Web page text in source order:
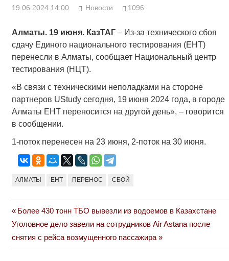
19.06.2024 14:00 Новости 1096
Алматы. 19 июня. КазТАГ– Из-за технического сбоя
сдачу Единого национального тестирования (ЕНТ)
перенесли в Алматы, сообщает Национальный центр
тестирования (НЦТ).
«В связи с техническими неполадками на стороне
партнеров UStudy сегодня, 19 июня 2024 года, в городе
Алматы ЕНТ переносится на другой день», – говорится
в сообщении.
1-поток перенесен на 23 июня, 2-поток на 30 июня.
АЛМАТЫ ЕНТ ПЕРЕНОС СБОЙ
Навигация
по
Previous
Post:
Более 430 тонн ТБО вывезли из водоемов в Казахстане
Next
Post:
Уголовное дело завели на сотрудников Air Astana после
снятия с рейса возмущенного пассажира